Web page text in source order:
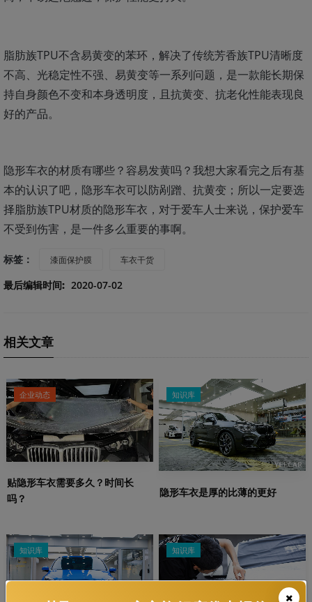
脂肪族TPU不含易黄变的苯环，解决了传统芳香族TPU清晰度
不高、光稳定性不强、易黄变等一系列问题，是一款能长期保
持自身颜色不变和本身透明度，且抗黄变、抗老化性能表现良
好的产品。
隐形车衣的材质有哪些？容易发黄吗？我想大家看完之后有基
本的认识了吧，隐形车衣可以防剐蹭、抗黄变；所以一定要选
择脂肪族TPU材质的隐形车衣，对于爱车人士来说，保护爱车
不受到伤害，是一件多么重要的事啊。
标签： 漆面保护膜 车衣干货
最后编辑时间: 2020-07-02
相关文章
企业动态
贴隐形车衣需要多久？时间长
吗？
知识库
隐形车衣是厚的比薄的更好
知识库 知识库